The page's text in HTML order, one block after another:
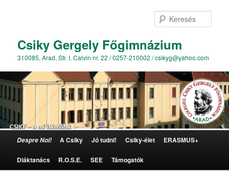
Csiky Gergely Főgimnázium
310085, Arad, Str. I. Calvin nr. 22 / 0257-210002 / csikyg@yahoo.com
Tovább az elsődleges tartalomra
Despre Noi! A Csiky Jó tudni! Csiky-élet ERASMUS+
Diáktanács R.O.S.E. SEE Támogatók